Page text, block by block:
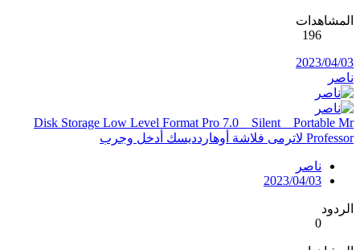
المشاهدات
196
2023/04/03
ناصر
Disk Storage Low Level Format Pro 7.0 _ Silent _ Portable Mr
Professor لاترمى فلاشة أوهاردديسك أدخل وجرب
ناصر
2023/04/03
الردود
0